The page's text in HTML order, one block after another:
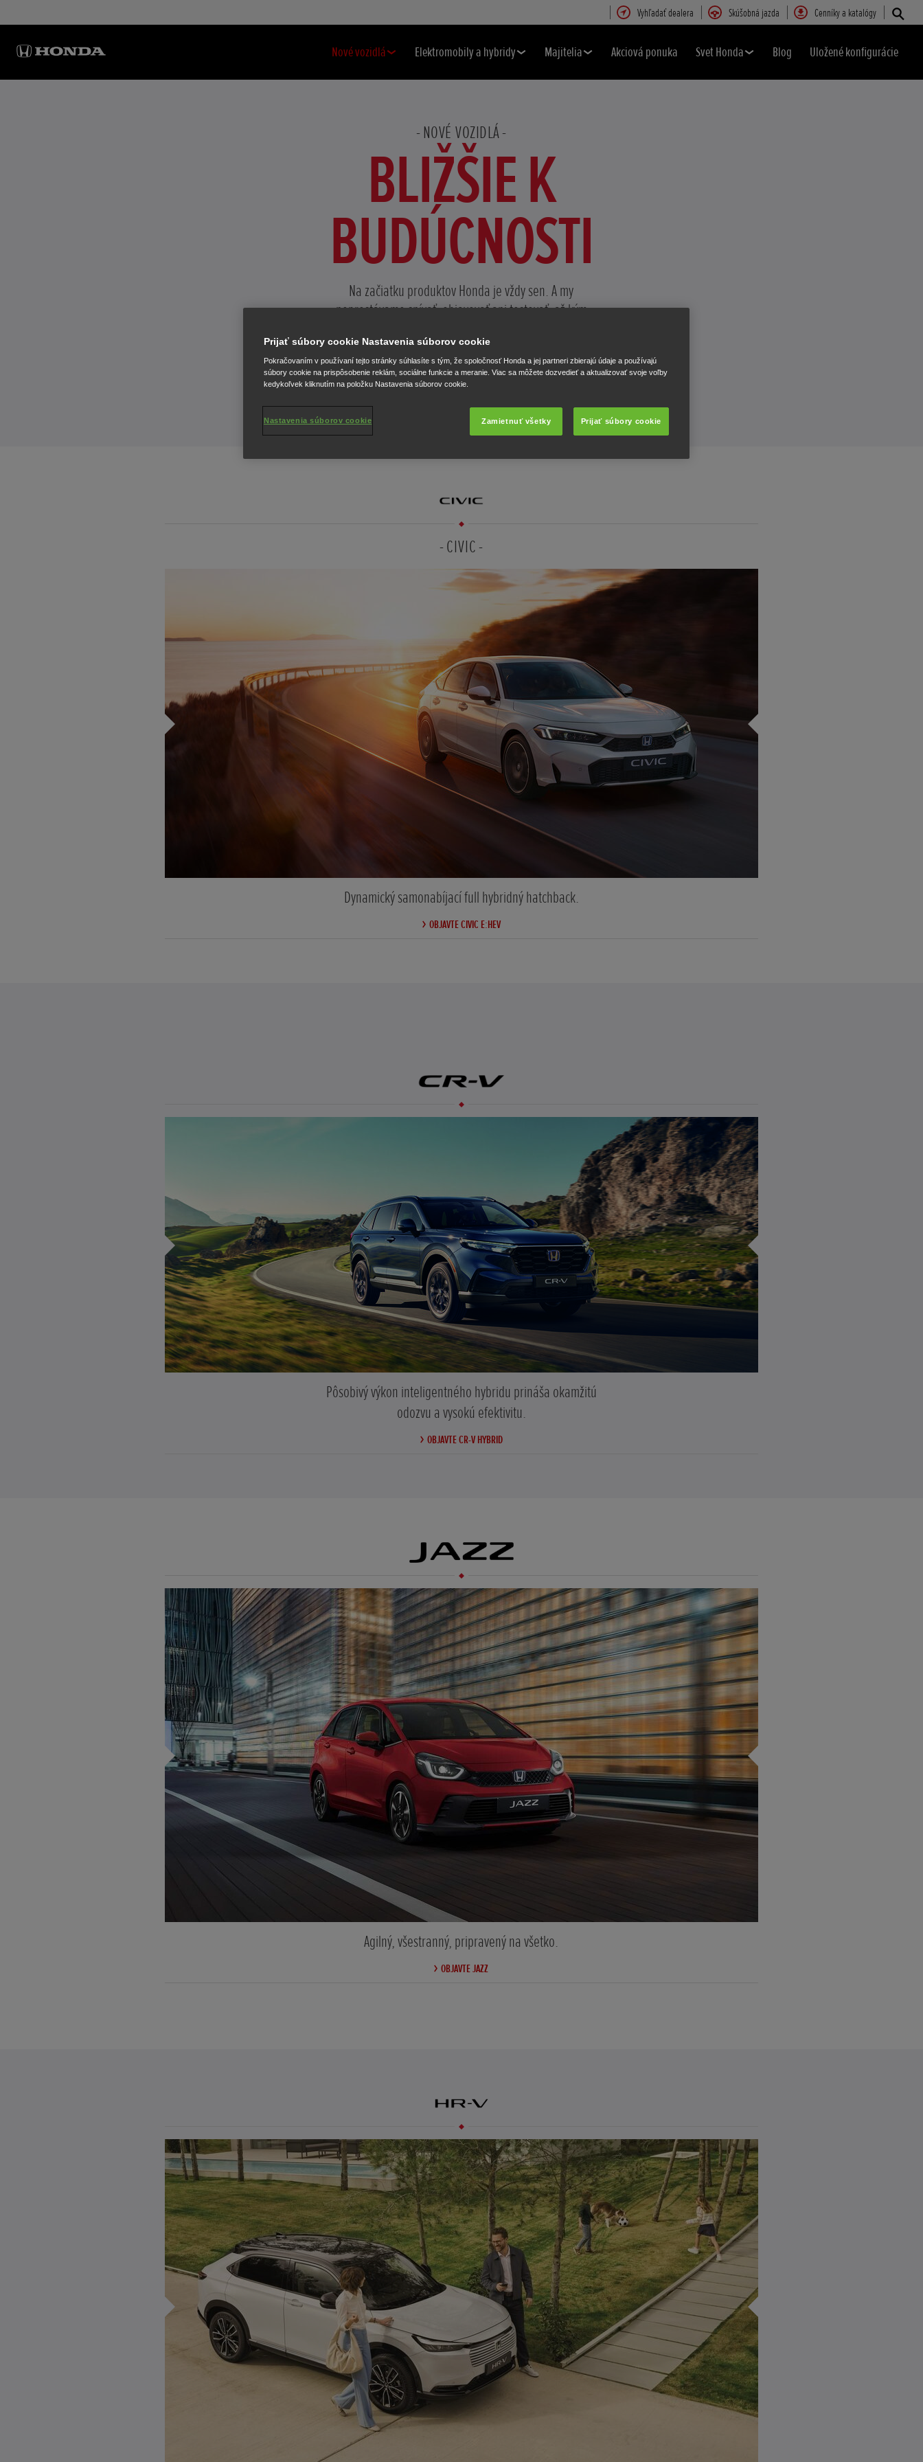
Vyhľadať dealera Skúšobná jazda Cenníky a katalógy
Nové vozidlá Elektromobily a hybridy Majitelia Akciová ponuka Svet Honda Blog Uložené konfigurácie
NOVÉ VOZIDLÁ
BLIŽŠIE K
BUDÚCNOSTI
Na začiatku produktov Honda je vždy sen. A my
neprestávame snívať, objavovať ani testovať, až kým
pracujeme v Honde.
CIVIC
Dynamický samonabíjací full hybridný hatchback.
OBJAVTE CIVIC E:HEV
Pôsobivý výkon inteligentného hybridu prináša okamžitú
odozvu a vysokú efektivitu.
OBJAVTE CR-V HYBRID
Agilný, všestranný, pripravený na všetko.
OBJAVTE JAZZ
Prijať súbory cookie Nastavenia súborov cookie
Pokračovaním v používaní tejto stránky súhlasíte s tým, že spoločnosť Honda a jej partneri zbierajú údaje a používajú
súbory cookie na prispôsobenie reklám, sociálne funkcie a meranie. Viac sa môžete dozvedieť a aktualizovať svoje voľby
kedykoľvek kliknutím na položku Nastavenia súborov cookie.
Zamietnuť všetky Prijať súbory cookie
Nastavenia súborov cookie